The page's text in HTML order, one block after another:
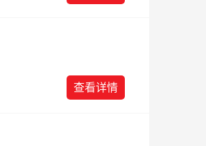
查看详情